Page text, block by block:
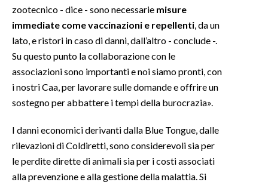
zootecnico - dice - sono necessarie misure
immediate come vaccinazioni e repellenti , da un
lato, e ristori in caso di danni, dall’altro - conclude -.
Su questo punto la collaborazione con le
associazioni sono importanti e noi siamo pronti, con
i nostri Caa, per lavorare sulle domande e offrire un
sostegno per abbattere i tempi della burocrazia».
I danni economici derivanti dalla Blue Tongue, dalle
rilevazioni di Coldiretti, sono considerevoli sia per
le perdite dirette di animali sia per i costi associati
alla prevenzione e alla gestione della malattia. Si